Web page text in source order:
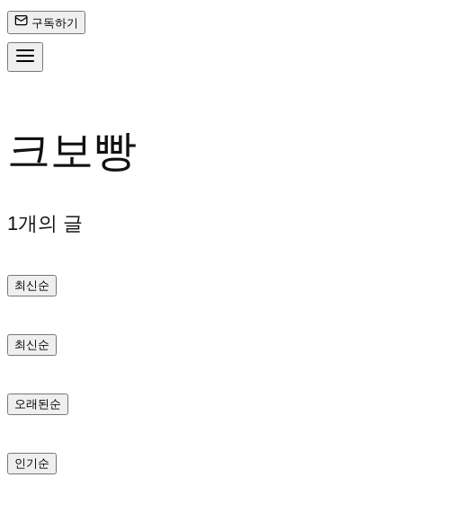
구독하기
텐
로
로
가
크보빵
1개의 글
최신순
최신순
오래된순
인기순